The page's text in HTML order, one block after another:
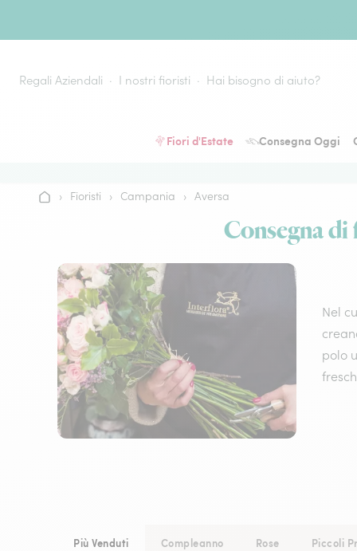
Regali Aziendali I nostri fioristi Hai bisogno di aiuto?
Fiori d'Estate Consegna Oggi
Home› Fioristi › Campania › Aversa
Consegna
Nel
polo
Più Venduti Compleanno Rose Piccoli